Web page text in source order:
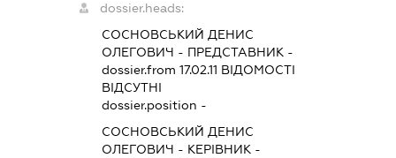
dossier.heads:
СОСНОВСЬКИЙ ДЕНИС
ОЛЕГОВИЧ - ПРЕДСТАВНИК -
dossier.from 17.02.11 ВІДОМОСТІ
ВІДСУТНІ
dossier.position -
СОСНОВСЬКИЙ ДЕНИС
ОЛЕГОВИЧ - КЕРІВНИК -